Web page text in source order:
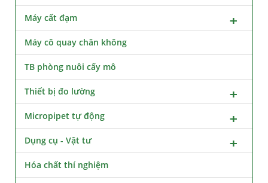
Máy cất đạm
Máy cô quay chân không
TB phòng nuôi cấy mô
Thiết bị đo lường
Micropipet tự động
Dụng cụ - Vật tư
Hóa chất thí nghiệm